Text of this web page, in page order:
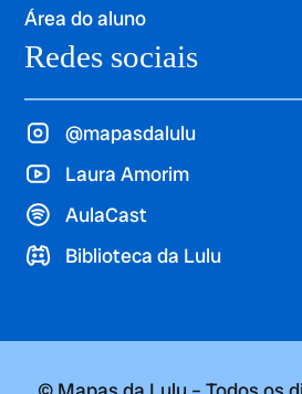
Área do aluno
Redes sociais
@mapasdalulu
Laura Amorim
AulaCast
Biblioteca da Lulu